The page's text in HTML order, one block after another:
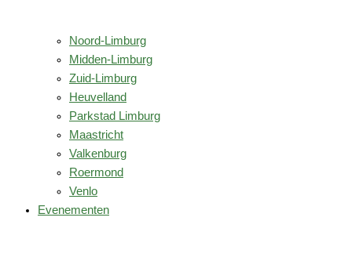
Noord-Limburg
Midden-Limburg
Zuid-Limburg
Heuvelland
Parkstad Limburg
Maastricht
Valkenburg
Roermond
Venlo
Evenementen